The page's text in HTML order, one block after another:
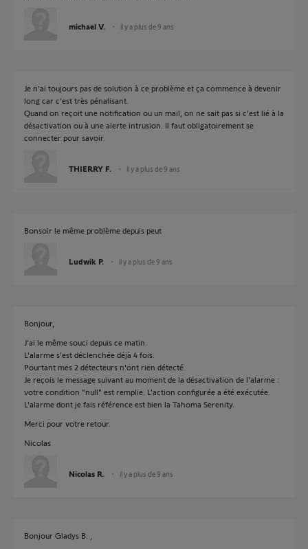
michael V. il y a plus de 9 ans
Je n'ai toujours pas de solution à ce problème et ça commence à devenir
long car c'est très pénalisant.
Quand on reçoit une notification ou un mail, on ne sait pas si c'est lié à la
désactivation ou à une alerte intrusion. Il faut obligatoirement se
connecter pour savoir.
THIERRY F. il y a plus de 9 ans
Bonsoir le même problème depuis peut
Ludwik P. il y a plus de 9 ans
Bonjour,
J'ai le même souci depuis ce matin.
L'alarme s'est déclenchée déjà 4 fois.
Pourtant mes 2 détecteurs n'ont rien détecté.
Je reçois le message suivant au moment de la désactivation de l'alarme :
votre condition "null" est remplie. L'action configurée a été exécutée.
L'alarme dont je fais référence est bien la Tahoma Serenity.
Merci pour votre retour.
Nicolas
Nicolas R. il y a plus de 9 ans
Bonjour Gladys B. ,